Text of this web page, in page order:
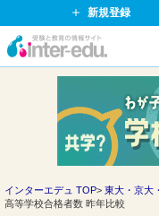
新規登録
イ
ド
ッ
インターエデュ TOP 東大・京大
高等学校合格者数 昨年比較